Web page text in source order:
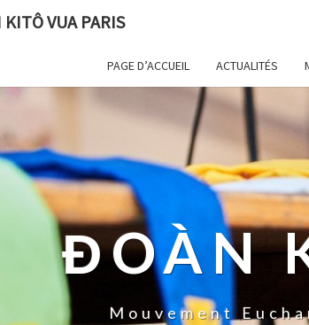
VUA PARIS
PAGE D’ACCUEIL ACTUALITÉS
ĐOÀN
Mouvement